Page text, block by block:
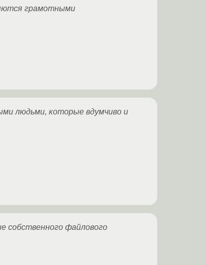
грамотными
людьми, которые вдумчиво и
собственного файлового